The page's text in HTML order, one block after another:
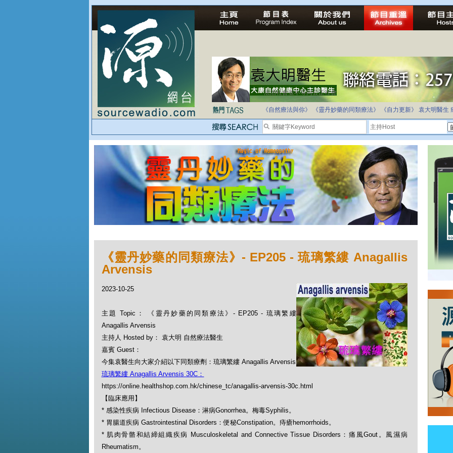
法治社會並不等同公正社會
自家教育合法化-推動多元化教育，全民學卷制
《自然療法與你》 《靈丹妙藥的同類療法》 《自力更新》 袁大明醫生
《靈丹妙藥的同類療法》- EP205 - 琉璃繁縷 Anagallis
Arvensis
2023-10-25
主題 Topic： 《靈丹妙藥的同類療法》- EP205 - 琉璃繁縷
Anagallis Arvensis
主持人 Hosted by： 袁大明 自然療法醫生
嘉賓 Guest：
今集袁醫生向大家介紹以下同類療劑：琉璃繁縷 Anagallis Arvensis
琉璃繁縷 Anagallis Arvensis 30C：
https://online.healthshop.com.hk/chinese_tc/anagallis-arvensis-30c.html
【臨床應用】
* 感染性疾病 Infectious Disease：淋病Gonorrhea。梅毒Syphilis。
* 胃腸道疾病 Gastrointestinal Disorders：便秘Constipation。痔瘡hemorrhoids。
* 肌肉骨骼和結締組織疾病 Musculoskeletal and Connective Tissue Disorders：痛風Gout。風濕病
Rheumatism。